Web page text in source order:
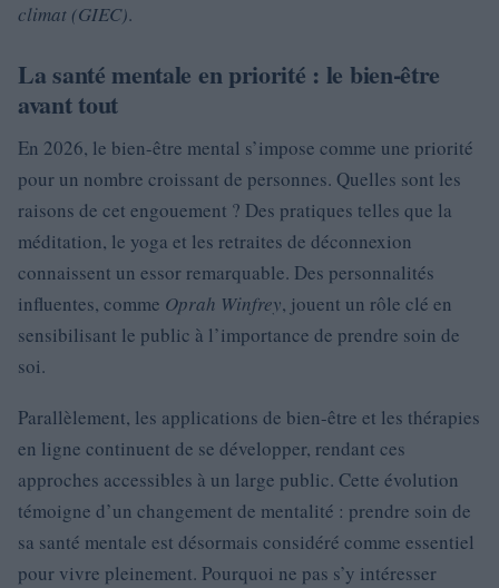
climat (GIEC).
La santé mentale en priorité : le bien-être
avant tout
En 2026, le bien-être mental s’impose comme une priorité
pour un nombre croissant de personnes. Quelles sont les
raisons de cet engouement ? Des pratiques telles que la
méditation, le yoga et les retraites de déconnexion
connaissent un essor remarquable. Des personnalités
influentes, comme Oprah Winfrey, jouent un rôle clé en
sensibilisant le public à l’importance de prendre soin de
soi.
Parallèlement, les applications de bien-être et les thérapies
en ligne continuent de se développer, rendant ces
approches accessibles à un large public. Cette évolution
témoigne d’un changement de mentalité : prendre soin de
sa santé mentale est désormais considéré comme essentiel
pour vivre pleinement. Pourquoi ne pas s’y intéresser